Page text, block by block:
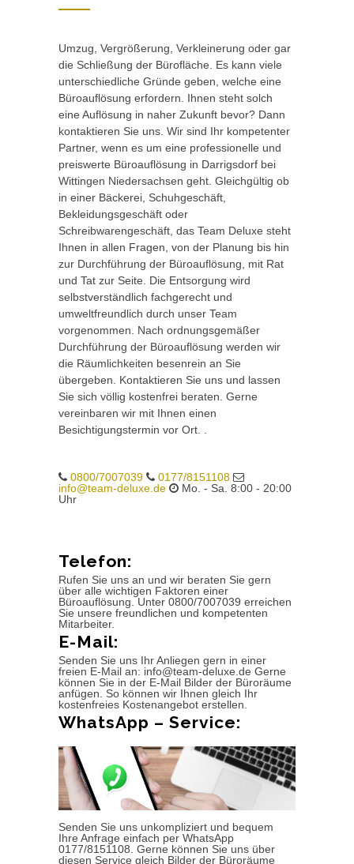
Umzug, Vergrößerung, Verkleinerung oder gar
die Schließung der Bürofläche. Es kann viele
unterschiedliche Gründe geben, welche eine
Büroauflösung erfordern. Ihnen steht solch
eine Auflösung in naher Zukunft bevor? Dann
kontaktieren Sie uns. Wir sind Ihr kompetenter
Partner, wenn es um eine professionelle und
preiswerte Büroauflösung in Darrigsdorf bei
Wittingen Niedersachsen geht. Gleichgültig ob
in einer Bäckerei, Schuhgeschäft,
Bekleidungsgeschäft oder
Schreibwarengeschäft, das Team Deluxe steht
Ihnen in allen Fragen, von der Planung bis hin
zur Durchführung der Büroauflösung, mit Rat
und Tat zur Seite. Die Entsorgung wird
selbstverständlich fachgerecht und
umweltfreundlich durch unser Team
vorgenommen. Nach ordnungsgemäßer
Durchführung der Büroauflösung werden wir
die Räumlichkeiten besenrein an Sie
übergeben. Kontaktieren Sie uns und lassen
Sie sich völlig kostenfrei beraten. Gerne
vereinbaren wir mit Ihnen einen
Besichtigungstermin vor Ort. .
0800/7007039
0177/8151108
info@team-deluxe.de
Mo. - Sa. 8:00 - 20:00
Uhr
Telefon:
Rufen Sie uns an und wir beraten Sie gern
über alle wichtigen Faktoren einer
Büroauflösung. Unter 0800/7007039 erreichen
Sie unsere freundlichen und kompetenten
Mitarbeiter.
E-Mail:
Senden Sie uns Ihr Anliegen gern in einer
freien E-Mail an: info@team-deluxe.de Gerne
können Sie in der E-Mail Bilder der Büroräume
anfügen. So können wir Ihnen gleich Ihr
kostenfreies Kostenangebot erstellen.
WhatsApp – Service:
Senden Sie uns unkompliziert und bequem
Ihre Anfrage einfach per WhatsApp
0177/8151108. Gerne können Sie uns über
diesen Service gleich Bilder der Büroräume